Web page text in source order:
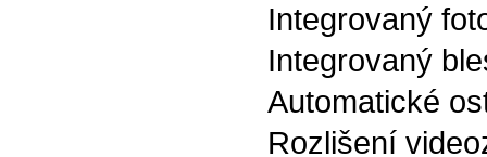
Integrovaný
Integrovaný
Automatické
Rozlišení